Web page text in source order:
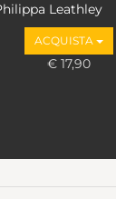
Leathley
ACQUISTA
€ 17,90